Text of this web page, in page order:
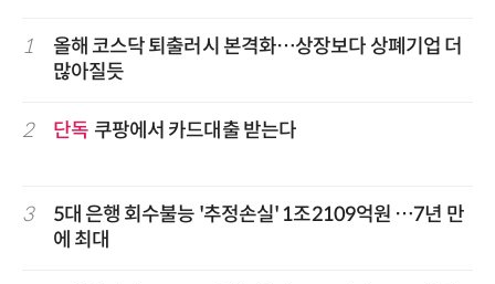
1
올해 코스닥 퇴출러시 본격화…상장보다 상폐기업 더
많아질듯
2 단독 쿠팡에서 카드대출 받는다
3
5대 은행 회수불능 '추정손실' 1조2109억원 …7년 만
에 최대